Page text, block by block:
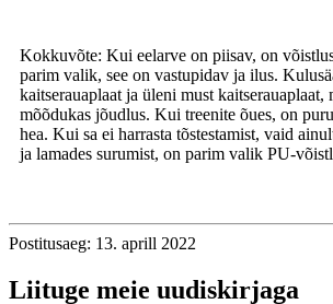
Kokkuvõte: Kui eelarve on piisav, on
parim valik, see on vastupidav ja ilus.
kaitserauaplaat ja üleni must kaitserauaplaat,
mõõdukas jõudlus. Kui treenite õues, on
hea. Kui sa ei harrasta tõstestamist, vaid
ja lamades surumist, on parim valik PU-
Postitusaeg: 13. aprill 2022
Liituge meie uudiskirjaga